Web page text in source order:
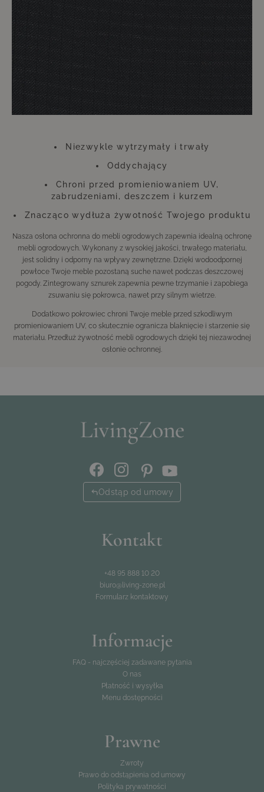
absolutnie nie powinieneś oszczędzać. Ta niewielka inwestycja zwróci
się stukrotnie, dzięki czemu będziesz mógł długo cieszyć się meblami
wyglądającymi jak nowe.
Należy pamiętać, że pokrowce mogą zmieniać kolor pod wpływem
promieniowania UV. Nie ma to jednak wpływu ani na funkcję, ani na
trwałość pokrowca. Pokrowiec wykonany jest z poliestru.
Niezwykle wytrzymały i trwały
Oddychający
Chroni przed promieniowaniem UV,
zabrudzeniami, deszczem i kurzem
Znacząco wydłuża żywotność Twojego produktu
Nasza osłona ochronna do mebli ogrodowych zapewnia idealną ochronę
mebli ogrodowych. Wykonany z wysokiej jakości, trwałego materiału,
jest solidny i odporny na wpływy zewnętrzne. Dzięki wodoodpornej
powłoce Twoje meble pozostaną suche nawet podczas deszczowej
pogody. Zintegrowany sznurek zapewnia pewne trzymanie i zapobiega
zsuwaniu się pokrowca, nawet przy silnym wietrze.
Dodatkowo pokrowiec chroni Twoje meble przed szkodliwym
promieniowaniem UV, co skutecznie ogranicza blaknięcie i starzenie się
materiału. Przedłuż żywotność mebli ogrodowych dzięki tej niezawodnej
osłonie ochronnej.
Odstąp od umowy
Kontakt
+48 95 888 10 20
biuro@living-zone.pl
Formularz kontaktowy
Informacje
FAQ - najczęściej zadawane pytania
O nas
Płatność i wysyłka
Menu dostępności
Prawne
Zwroty
Prawo do odstąpienia od umowy
Polityka prywatności